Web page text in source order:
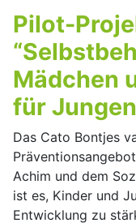
Pilot-
Mädchen
für
Das Cato Bontjes
Achim und dem
ist es, Kinder und
Entwicklung zu